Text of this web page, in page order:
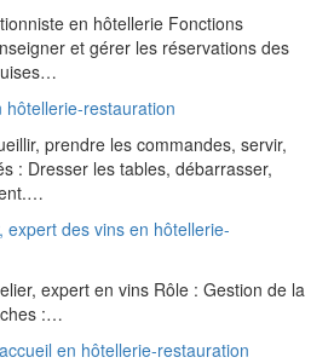
en hôtellerie Fonctions
et gérer les réservations des
restauration
prendre les commandes, servir,
: Dresser les tables, débarrasser,
expert des vins en hôtellerie-
expert en vins Rôle : Gestion de la
:…
en hôtellerie-restauration